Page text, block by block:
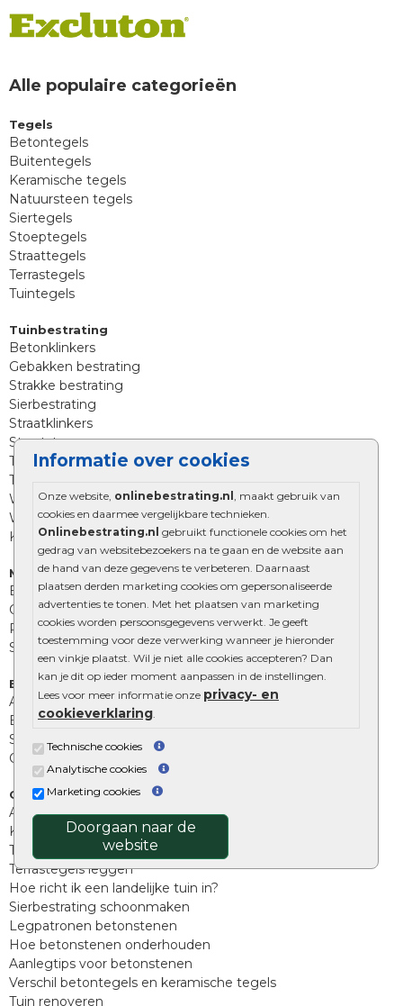
Informatie over cookies
Onze website, onlinebestrating.nl , maakt gebruik van
cookies en daarmee vergelijkbare technieken.
Onlinebestrating.nl gebruikt functionele cookies om het
gedrag van websitebezoekers na te gaan en de website aan
de hand van deze gegevens te verbeteren. Daarnaast
plaatsen derden marketing cookies om gepersonaliseerde
advertenties te tonen. Met het plaatsen van marketing
cookies worden persoonsgegevens verwerkt. Je geeft
toestemming voor deze verwerking wanneer je hieronder
een vinkje plaatst. Wil je niet alle cookies accepteren? Dan
kan je dit op ieder moment aanpassen in de instellingen.
Lees voor meer informatie onze privacy- en
cookieverklaring
Technische cookies
Analytische cookies
Marketing cookies
Doorgaan naar de
website
Alle populaire categorieën
Tegels
Betontegels
Buitentegels
Keramische tegels
Natuursteen tegels
Siertegels
Stoeptegels
Straattegels
Terrastegels
Tuintegels
Tuinbestrating
Betonklinkers
Gebakken bestrating
Strakke bestrating
Sierbestrating
Straatklinkers
Straatstenen
Trommelstenen
Tuinstenen
Waalformaat
Wildverband bestrating
Kingstones
Muurelementen
Betonbielzen
Opsluitbanden
Palissades
Stapelblokken
Extra benodigdheden
Afwatering en diversen
Beplantings en betonelementen
Split, grind en zand
Oprit tegels
Overig
Aanbiedingen
Kunstgras
Tuintegels outlet
Terrastegels leggen
Hoe richt ik een landelijke tuin in?
Sierbestrating schoonmaken
Legpatronen betonstenen
Hoe betonstenen onderhouden
Aanlegtips voor betonstenen
Verschil betontegels en keramische tegels
Tuin renoveren